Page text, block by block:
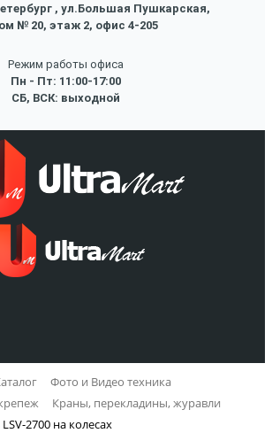
, ул.Большая Пушкарская,
№ 20, этаж 2, офис 4-205
Режим работы офиса
Пн - Пт: 11:00-17:00
СБ, ВСК: выходной
Фото и Видео техника
Краны, перекладины, журавли
2700 на колесах